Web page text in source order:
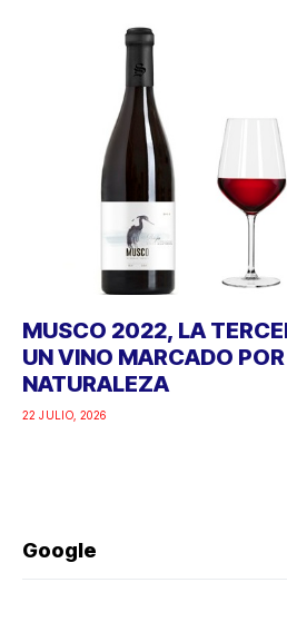
MUSCO 2022, LA
UN VINO MARCADO
NATURALEZA
Google